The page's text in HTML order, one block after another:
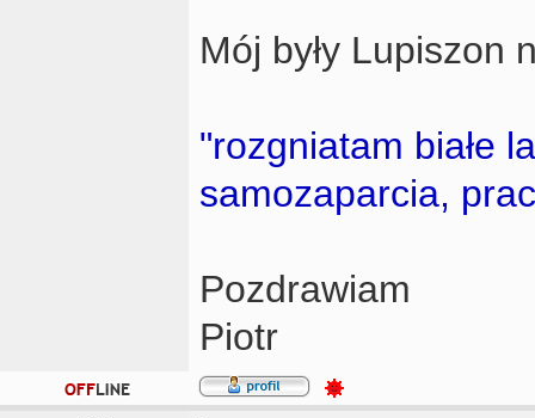
Mój były Lupiszon
"rozgniatam białe
samozaparcia,
Pozdrawiam
Piotr